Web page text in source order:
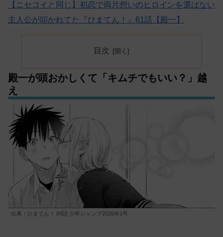
【ニセコイと同じ】初恋で両片想いのヒロインを選ばない
主人公が叩かれてた『ひまてん！』61話【殿一】
目次
殿一が頭おかしくて「キムチでもいい？」越
え
出典：ひまてん！ 69話 少年ジャンプ2026年1号